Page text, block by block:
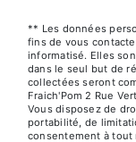
** Les données
fins de vous
informatisé. Elles
dans le seul but de
collectées seront
Fraich'Pom 2 Rue
Vous disposez de
portabilité, de
consentement à tout